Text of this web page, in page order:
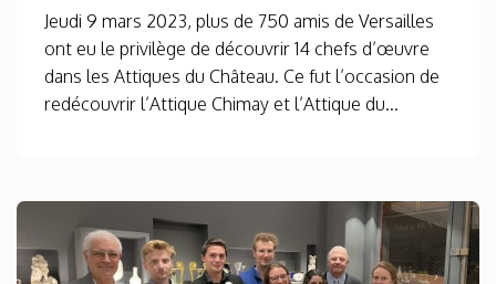
Jeudi 9 mars 2023, plus de 750 amis de Versailles
ont eu le privilège de découvrir 14 chefs d’œuvre
dans les Attiques du Château. Ce fut l’occasion de
redécouvrir l’Attique Chimay et l’Attique du...